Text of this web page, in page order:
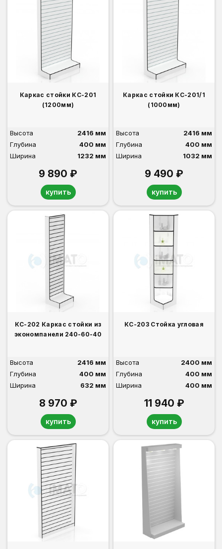
Каркас стойки КС-201
(1200мм)
Высота
2416 мм
Глубина
400 мм
Ширина
1232 мм
9 890 ₽
купить
Каркас стойки КС-201/1
(1000мм)
Высота
2416 мм
Глубина
400 мм
Ширина
1032 мм
9 490 ₽
купить
КС-202 Каркас стойки из
экономпанели 240-60-40
Высота
2416 мм
Глубина
400 мм
Ширина
632 мм
8 970 ₽
купить
КС-203 Стойка угловая
Высота
2400 мм
Глубина
400 мм
Ширина
400 мм
11 940 ₽
купить